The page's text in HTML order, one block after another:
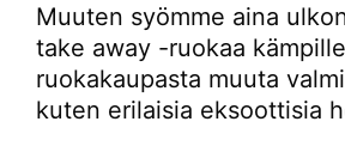
Muuten syömme aina
take away -ruokaa
ruokakaupasta muuta
kuten erilaisia eksoottisia